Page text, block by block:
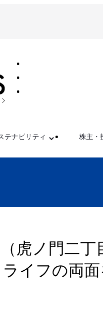
テナビリティ 株主・
虎ノ門二
イフの両